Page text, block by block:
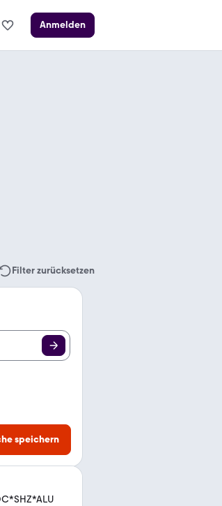
Anmelden
Filter zurücksetzen
speichern